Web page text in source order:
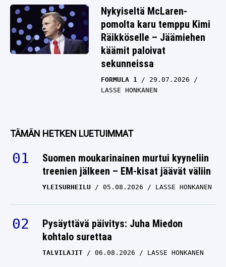
Nykyiseltä McLaren-
pomolta karu temppu Kimi
Räikköselle – Jäämiehen
käämit paloivat
sekunneissa
FORMULA 1
29.07.2026
LASSE HONKANEN
TÄMÄN HETKEN LUETUIMMAT
Suomen moukarinainen murtui kyyneliin
treenien jälkeen – EM-kisat jäävät väliin
YLEISURHEILU 05.08.2026 LASSE HONKANEN
Pysäyttävä päivitys: Juha Miedon
kohtalo surettaa
TALVILAJIT 06.08.2026 LASSE HONKANEN